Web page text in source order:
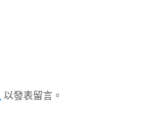
以發表留言。